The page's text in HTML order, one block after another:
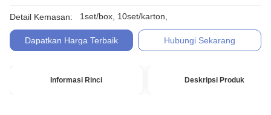
Detail Kemasan: 1set/box, 10set/karton,
Dapatkan Harga Terbaik Hubungi Sekarang
Informasi Rinci Deskripsi Produk